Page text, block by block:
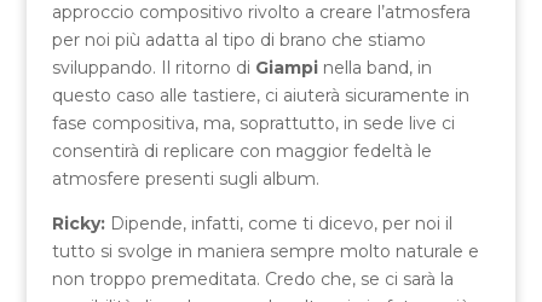
approccio compositivo rivolto a creare l’atmosfera
per noi più adatta al tipo di brano che stiamo
sviluppando. Il ritorno di Giampinella band, in
questo caso alle tastiere, ci aiuterà sicuramente in
fase compositiva, ma, soprattutto, in sede live ci
consentirà di replicare con maggior fedeltà le
atmosfere presenti sugli album.
Ricky: Dipende, infatti, come ti dicevo, per noi il
tutto si svolge in maniera sempre molto naturale e
non troppo premeditata. Credo che, se ci sarà la